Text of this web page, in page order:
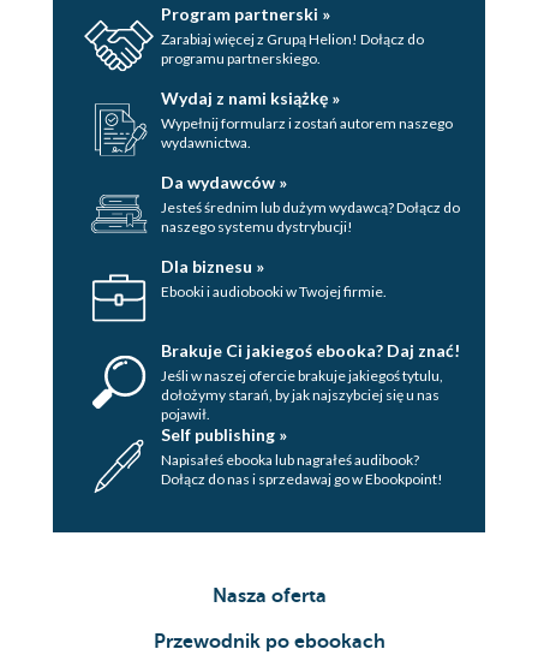
Dodawanie funkcjonalności do back-endu (135)
Testowanie aplikacji (138)
Integracja aplikacji w środowisku RC (138)
Testy w środowisku RC (139)
Integracja w środowisku produkcyjnym (140)
Jak być dobrym Scrum Masterem i bezpiecznie
poprowadzić projekt IT do końca (141)
Rozdział 8. Zasady dobrej współpracy z klientem (149)
Klient to nasz najlepszy tester (149)
Wsłuchiwanie się w potrzeby klienta (150)
Realizacja projektu a postawa prokliencka (151)
Trzy rodzaje trudnych klientów (152)
Program partnerski »
Zarabiaj więcej z Grupą Helion! Dołącz do
programu partnerskiego.
Wydaj z nami książkę »
Wypełnij formularz i zostań autorem naszego
wydawnictwa.
Da wydawców »
Jesteś średnim lub dużym wydawcą? Dołącz do
naszego systemu dystrybucji!
Dla biznesu »
Ebooki i audiobooki w Twojej firmie.
Brakuje Ci jakiegoś ebooka? Daj znać!
Jeśli w naszej ofercie brakuje jakiegoś tytulu,
dołożymy starań, by jak najszybciej się u nas
pojawił.
Self publishing »
Napisałeś ebooka lub nagrałeś audibook?
Dołącz do nas i sprzedawaj go w Ebookpoint!
Nasza oferta
Przewodnik po ebookach